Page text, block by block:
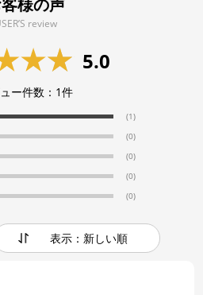
様の声
review
5.0
ー件数： 1件
(1)
(0)
(0)
(0)
(0)
表示：新しい順